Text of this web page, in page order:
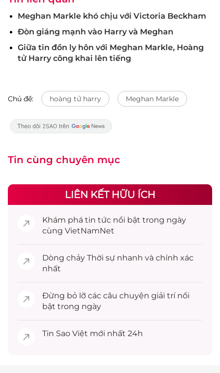
Meghan Markle khó chịu với Victoria Beckham
Đòn giáng mạnh vào Harry và Meghan
Giữa tin đồn ly hôn với Meghan Markle, Hoàng
tử Harry công khai lên tiếng
Chủ đề: hoàng tử harry Meghan Markle
Tin cùng chuyên mục
LIÊN KẾT HỮU ÍCH
Khám phá tin tức nổi bật trong ngày
cùng VietNamNet
Dòng chảy Thời sự nhanh và chính xác
nhất
Đừng bỏ lỡ các câu chuyện giải trínổi
bật trong ngày
Tin Sao Việt mới nhất 24h